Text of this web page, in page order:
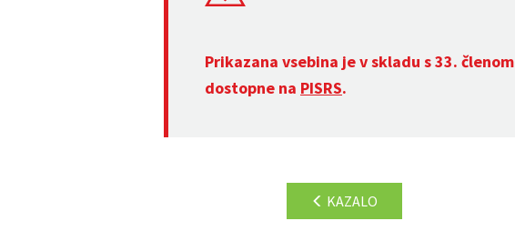
Prikazana vsebina je v skladu s 33. členom
dostopne na PISRS.
KAZALO